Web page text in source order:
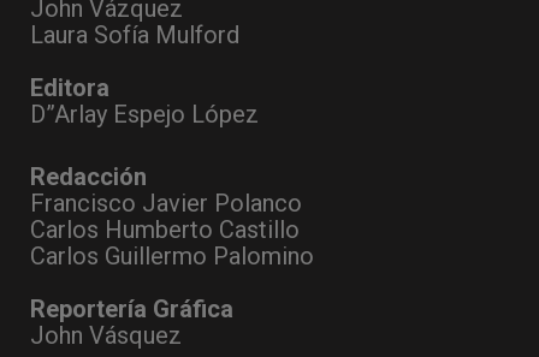
John Vázquez
Laura Sofía Mulford
Editora
D”Arlay Espejo López
Redacción
Francisco Javier Polanco
Carlos Humberto Castillo
Carlos Guillermo Palomino
Reportería Gráfica
John Vásquez